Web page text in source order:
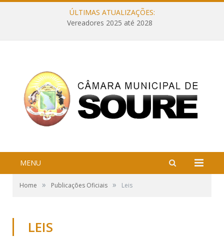
ÚLTIMAS ATUALIZAÇÕES:
Vereadores 2025 até 2028
MENU
Home » Publicações Oficiais » Leis
LEIS